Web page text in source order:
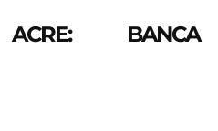
ACRE: BANCA